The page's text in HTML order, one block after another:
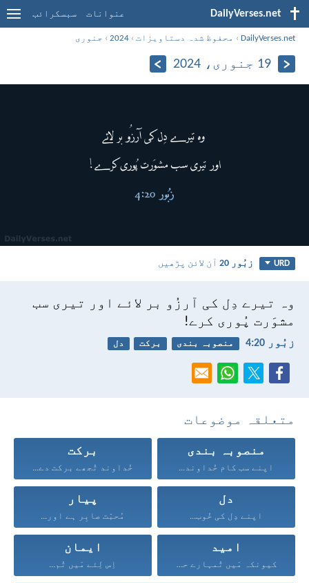
DailyVerses.net عنوانات سبسکرائب
DailyVerses.net
› محفوظ شدہ دستاویزات ›
2024
› جنوری
19 جنوری، 2024
URD زبُور 20 آن لائن پڑھیں
وہ تیرے دِل کی آرزُو بر لائے اور تیری سب
مشوَرت پُوری کرے!
زبُور 20:‏4 منصوبہ بندی برکت دل
متعلقہ موضوعات
منصوبہ بندی
اپنے سب کام خُداوند...
برکت
خُداوند تُجھے برکت دے...
دل
اپنے دِل کی خُوب...
پیار
مُحبّت صابِر ہے اور...
امید
کیونکہ مَیں تُمہارے حق...
ایمان
اِس لِئے مَیں تُم...